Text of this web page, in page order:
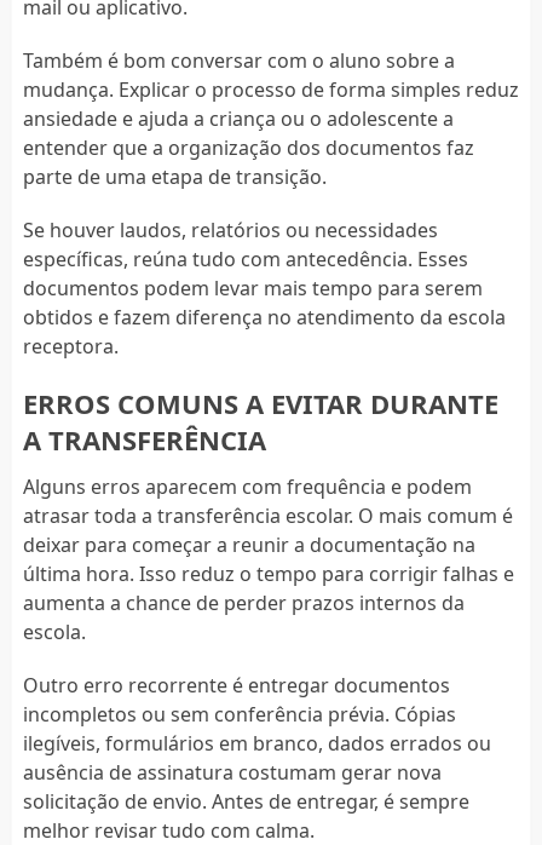
mail ou aplicativo.
Também é bom conversar com o aluno sobre a
mudança. Explicar o processo de forma simples reduz
ansiedade e ajuda a criança ou o adolescente a
entender que a organização dos documentos faz
parte de uma etapa de transição.
Se houver laudos, relatórios ou necessidades
específicas, reúna tudo com antecedência. Esses
documentos podem levar mais tempo para serem
obtidos e fazem diferença no atendimento da escola
receptora.
ERROS COMUNS A EVITAR DURANTE
A TRANSFERÊNCIA
Alguns erros aparecem com frequência e podem
atrasar toda a transferência escolar. O mais comum é
deixar para começar a reunir a documentação na
última hora. Isso reduz o tempo para corrigir falhas e
aumenta a chance de perder prazos internos da
escola.
Outro erro recorrente é entregar documentos
incompletos ou sem conferência prévia. Cópias
ilegíveis, formulários em branco, dados errados ou
ausência de assinatura costumam gerar nova
solicitação de envio. Antes de entregar, é sempre
melhor revisar tudo com calma.